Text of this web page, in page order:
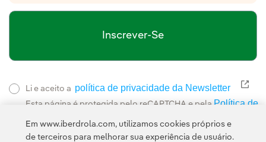
Inscrever-Se
Li e aceito a política de privacidade da Newsletter Link
Esta página é protegida pelo reCAPTCHA e pela Política de
e pela
Em www.iberdrola.com, utilizamos cookies próprios e
de terceiros para melhorar sua experiência de usuário.